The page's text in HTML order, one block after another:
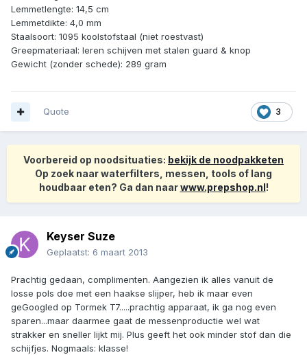
Lemmetlengte: 14,5 cm
Lemmetdikte: 4,0 mm
Staalsoort: 1095 koolstofstaal (niet roestvast)
Greepmateriaal: leren schijven met stalen guard & knop
Gewicht (zonder schede): 289 gram
3
Quote
Voorbereid op noodsituaties: bekijk de noodpakketen
Op zoek naar waterfilters, messen, tools of lang
houdbaar eten? Ga dan naarwww.prepshop.nl!
Keyser Suze
Geplaatst: 6 maart 2013
Prachtig gedaan, complimenten. Aangezien ik alles vanuit de
losse pols doe met een haakse slijper, heb ik maar even
geGoogled op Tormek T7.....prachtig apparaat, ik ga nog even
sparen...maar daarmee gaat de messenproductie wel wat
strakker en sneller lijkt mij. Plus geeft het ook minder stof dan die
schijfjes. Nogmaals: klasse!